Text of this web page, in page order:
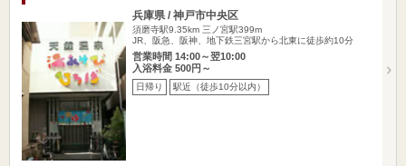
兵庫県 / 神戸市中央区
須磨寺駅9.35km 三ノ宮駅399m
JR、阪急、阪神、地下鉄三宮駅から北東に徒歩約10分
営業時間 14:00～翌10:00
入浴料金 500円～
日帰り 駅近（徒歩10分以内）